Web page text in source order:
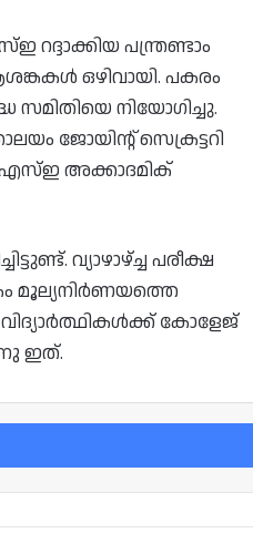
പന്ത്രണ്ടാം
ഒഴിവായി. പകരം
സമിതിയെ നിയോഗിച്ചു.
ജോയിന്റ് സെക്രട്ടറി
അക്കാദമിക്
വ്യാഴാഴ്ച്ച പരീക്ഷ
മൂല്യനിർണയത്തെ
കോളേജ്
ഇത്.